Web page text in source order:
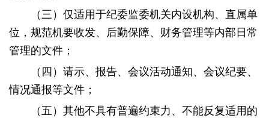
（三）仅适用于纪委监委机关内设机构、直属单
位，规范机要收发、后勤保障、财务管理等内部日常
管理的文件；
（四）请示、报告、会议活动通知、会议纪要、
情况通报等文件；
（五）其他不具有普遍约束力、不能反复适用的